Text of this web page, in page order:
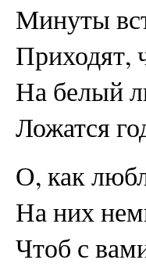
Минуты
Приходят,
На белый
Ложатся
О, как
На них
Чтоб с